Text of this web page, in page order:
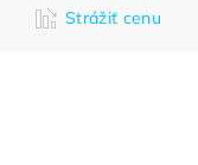
Strážiť cenu